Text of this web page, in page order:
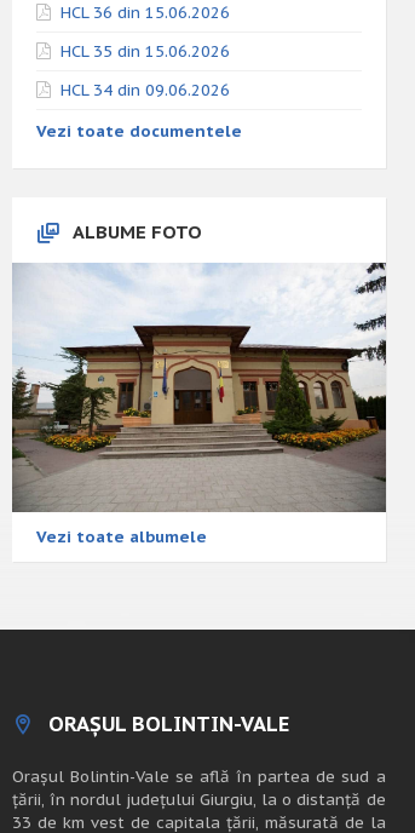
HCL 36 din 15.06.2026
HCL 35 din 15.06.2026
HCL 34 din 09.06.2026
Vezi toate documentele
ALBUME FOTO
Vezi toate albumele
ORAȘUL BOLINTIN-VALE
Oraşul Bolintin-Vale se află în partea de sud a
ţării, în nordul judeţului Giurgiu, la o distanţă de
33 de km vest de capitala țării, măsurată de la